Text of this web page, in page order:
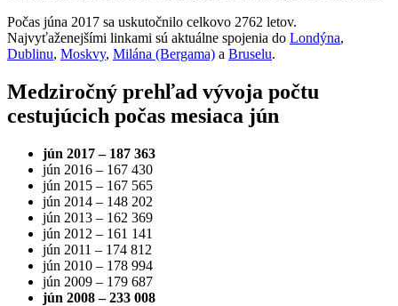
Počas júna 2017 sa uskutočnilo celkovo 2762 letov.
Najvyťaženejšími linkami sú aktuálne spojenia do Londýna,
Dublinu, Moskvy, Milána (Bergama) a Bruselu.
Medziročný prehľad vývoja počtu
cestujúcich počas mesiaca jún
jún 2017 – 187 363
jún 2016 – 167 430
jún 2015 – 167 565
jún 2014 – 148 202
jún 2013 – 162 369
jún 2012 – 161 141
jún 2011 – 174 812
jún 2010 – 178 994
jún 2009 – 179 687
jún 2008 – 233 008